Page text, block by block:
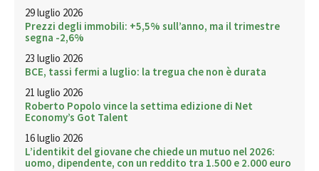
29 luglio 2026
Prezzi degli immobili: +5,5% sull’anno, ma il trimestre
segna -2,6%
23 luglio 2026
BCE, tassi fermi a luglio: la tregua che non è durata
21 luglio 2026
Roberto Popolo vince la settima edizione di Net
Economy’s Got Talent
16 luglio 2026
L’identikit del giovane che chiede un mutuo nel 2026:
uomo, dipendente, con un reddito tra 1.500 e 2.000 euro